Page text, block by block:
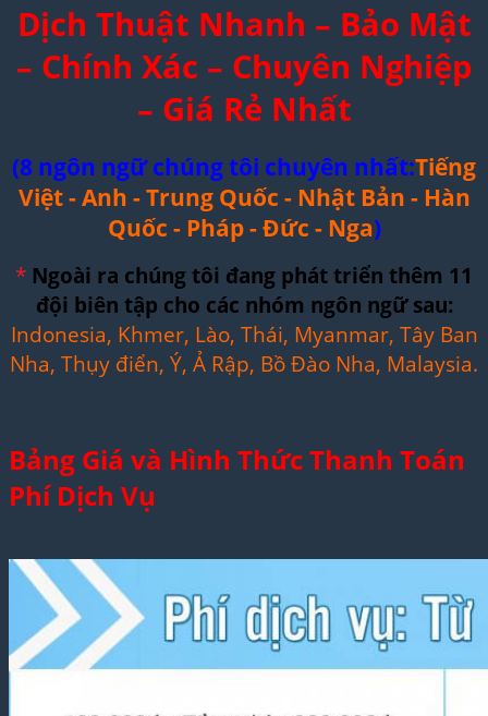
Dịch Thuật Nhanh – Bảo Mật
– Chính Xác – Chuyên Nghiệp
– Giá Rẻ Nhất
(8 ngôn ngữ chúng tôi chuyên nhất:Tiếng
Việt - Anh - Trung Quốc - Nhật Bản - Hàn
Quốc - Pháp - Đức - Nga)
* Ngoài ra chúng tôi đang phát triển thêm 11
đội biên tập cho các nhóm ngôn ngữ sau:
Indonesia, Khmer, Lào, Thái, Myanmar, Tây Ban
Nha, Thụy điển, Ý, Ả Rập, Bồ Đào Nha, Malaysia.
Bảng Giá và Hình Thức Thanh Toán
Phí Dịch Vụ